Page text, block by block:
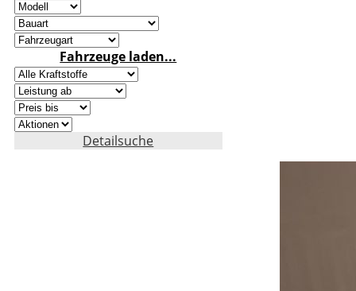
Fahrzeuge laden...
Detailsuche